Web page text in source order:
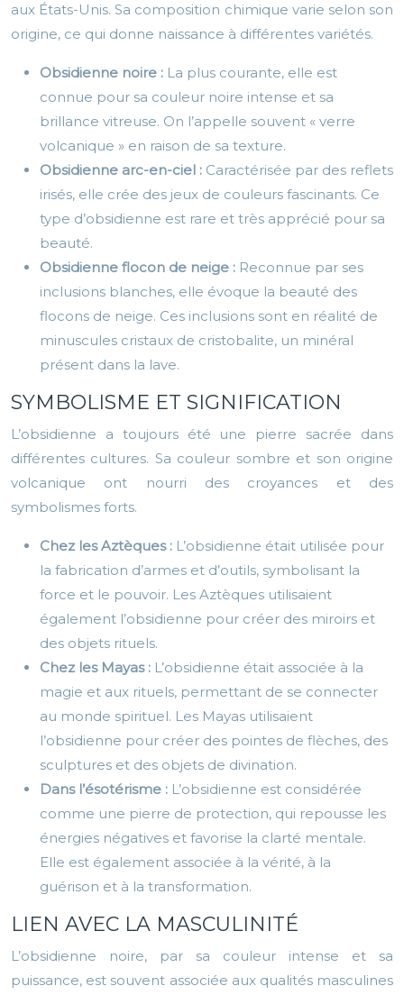
aux États-Unis. Sa composition chimique varie selon son
origine, ce qui donne naissance à différentes variétés.
Obsidienne noire : La plus courante, elle est
connue pour sa couleur noire intense et sa
brillance vitreuse. On l’appelle souvent « verre
volcanique » en raison de sa texture.
Obsidienne arc-en-ciel : Caractérisée par des reflets
irisés, elle crée des jeux de couleurs fascinants. Ce
type d’obsidienne est rare et très apprécié pour sa
beauté.
Obsidienne flocon de neige : Reconnue par ses
inclusions blanches, elle évoque la beauté des
flocons de neige. Ces inclusions sont en réalité de
minuscules cristaux de cristobalite, un minéral
présent dans la lave.
SYMBOLISME ET SIGNIFICATION
L’obsidienne a toujours été une pierre sacrée dans
différentes cultures. Sa couleur sombre et son origine
volcanique ont nourri des croyances et des
symbolismes forts.
Chez les Aztèques : L’obsidienne était utilisée pour
la fabrication d’armes et d’outils, symbolisant la
force et le pouvoir. Les Aztèques utilisaient
également l’obsidienne pour créer des miroirs et
des objets rituels.
Chez les Mayas : L’obsidienne était associée à la
magie et aux rituels, permettant de se connecter
au monde spirituel. Les Mayas utilisaient
l’obsidienne pour créer des pointes de flèches, des
sculptures et des objets de divination.
Dans l’ésotérisme : L’obsidienne est considérée
comme une pierre de protection, qui repousse les
énergies négatives et favorise la clarté mentale.
Elle est également associée à la vérité, à la
guérison et à la transformation.
LIEN AVEC LA MASCULINITÉ
L’obsidienne noire, par sa couleur intense et sa
puissance, est souvent associée aux qualités masculines